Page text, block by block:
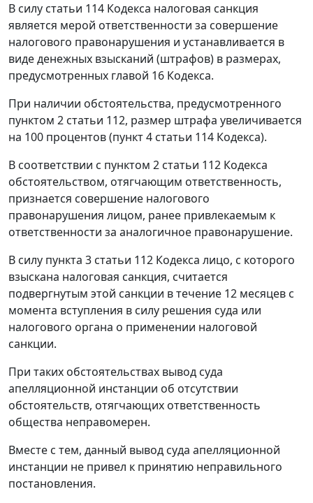
В силу статьи 114 Кодекса налоговая санкция
является мерой ответственности за совершение
налогового правонарушения и устанавливается в
виде денежных взысканий (штрафов) в размерах,
предусмотренных главой 16 Кодекса.
При наличии обстоятельства, предусмотренного
пунктом 2 статьи 112, размер штрафа увеличивается
на 100 процентов (пункт 4 статьи 114 Кодекса).
В соответствии с пунктом 2 статьи 112 Кодекса
обстоятельством, отягчающим ответственность,
признается совершение налогового
правонарушения лицом, ранее привлекаемым к
ответственности за аналогичное правонарушение.
В силу пункта 3 статьи 112 Кодекса лицо, с которого
взыскана налоговая санкция, считается
подвергнутым этой санкции в течение 12 месяцев с
момента вступления в силу решения суда или
налогового органа о применении налоговой
санкции.
При таких обстоятельствах вывод суда
апелляционной инстанции об отсутствии
обстоятельств, отягчающих ответственность
общества неправомерен.
Вместе с тем, данный вывод суда апелляционной
инстанции не привел к принятию неправильного
постановления.